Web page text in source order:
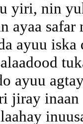
yiri, nin
ayaa
ayuu
ayuu
jiray